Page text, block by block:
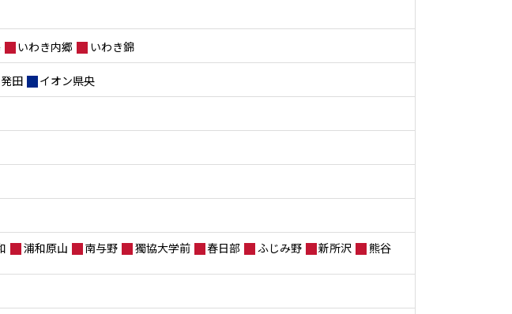
いわき内郷 いわき錦
田 イオン県央
浦和原山 南与野 獨協大学前 春日部 ふじみ野 新所沢
熊谷